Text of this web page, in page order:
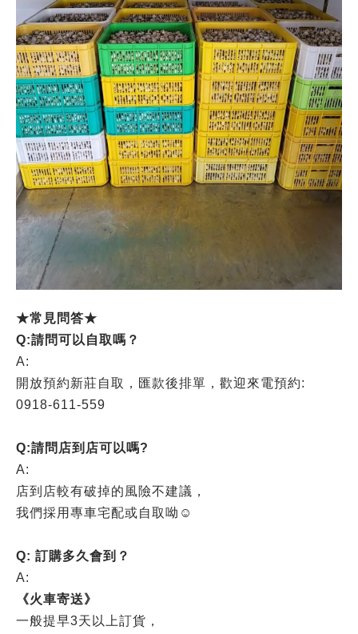
★常見問答★
Q:請問可以自取嗎？
A:
開放預約新莊自取，匯款後排單，歡迎來電預約:
0918-611-559
Q:請問店到店可以嗎?
A:
店到店較有破掉的風險不建議，
我們採用專車宅配或自取呦☺️
Q: 訂購多久會到？
A:
《火車寄送》
一般提早3天以上訂貨，